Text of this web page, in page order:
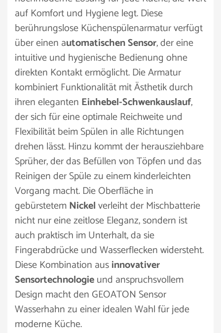
auf Komfort und Hygiene legt. Diese
berührungslose Küchenspülenarmatur verfügt
über einen automatischen Sensor, der eine
intuitive und hygienische Bedienung ohne
direkten Kontakt ermöglicht. Die Armatur
kombiniert Funktionalität mit Ästhetik durch
ihren eleganten Einhebel-Schwenkauslauf,
der sich für eine optimale Reichweite und
Flexibilität beim Spülen in alle Richtungen
drehen lässt. Hinzu kommt der herausziehbare
Sprüher, der das Befüllen von Töpfen und das
Reinigen der Spüle zu einem kinderleichten
Vorgang macht. Die Oberfläche in
gebürstetemNickelverleiht der Mischbatterie
nicht nur eine zeitlose Eleganz, sondern ist
auch praktisch im Unterhalt, da sie
Fingerabdrücke und Wasserflecken widersteht.
Diese Kombination ausinnovativer
Sensortechnologieund anspruchsvollem
Design macht den GEOATON Sensor
Wasserhahn zu einer idealen Wahl für jede
moderne Küche.